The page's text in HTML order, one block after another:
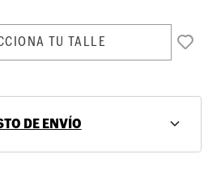
TU TALLE
DE ENVÍO